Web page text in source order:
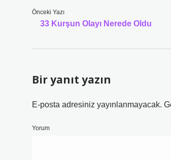
Önceki Yazı
33 Kurşun Olayı Nerede Oldu
Bir yanıt yazın
E-posta adresiniz yayınlanmayacak.
Yorum